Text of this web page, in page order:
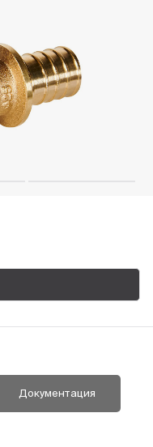
Документация